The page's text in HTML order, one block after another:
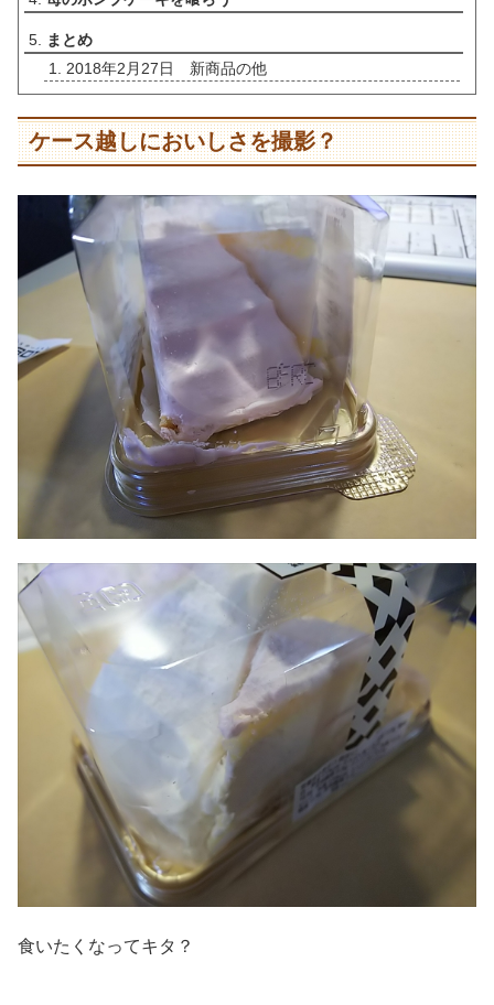
まとめ
2018年2月27日 新商品の他
ケース越しにおいしさを撮影？
食いたくなってキタ？